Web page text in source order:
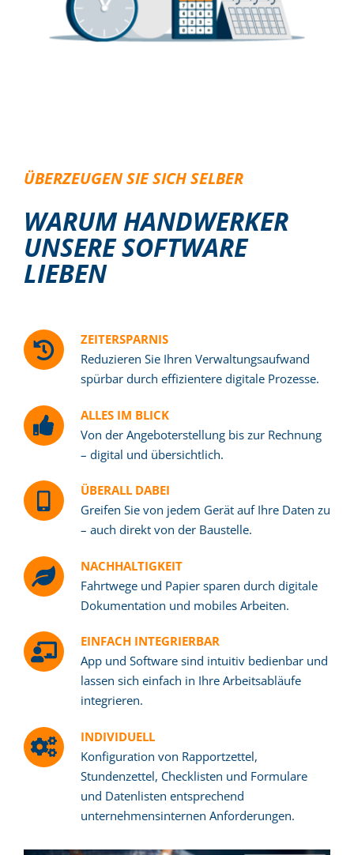
ÜBERZEUGEN SIE SICH SELBER
WARUM HANDWERKER
UNSERE SOFTWARE
LIEBEN
ZEITERSPARNIS
Reduzieren Sie Ihren Verwaltungsaufwand
spürbar durch effizientere digitale Prozesse.
ALLES IM BLICK
Von der Angeboterstellung bis zur Rechnung
– digital und übersichtlich.
ÜBERALL DABEI
Greifen Sie von jedem Gerät auf Ihre Daten zu
– auch direkt von der Baustelle.
NACHHALTIGKEIT
Fahrtwege und Papier sparen durch digitale
Dokumentation und mobiles Arbeiten.
EINFACH INTEGRIERBAR
App und Software sind intuitiv bedienbar und
lassen sich einfach in Ihre Arbeitsabläufe
integrieren.
INDIVIDUELL
Konfiguration von Rapportzettel,
Stundenzettel, Checklisten und Formulare
und Datenlisten entsprechend
unternehmensinternen Anforderungen.